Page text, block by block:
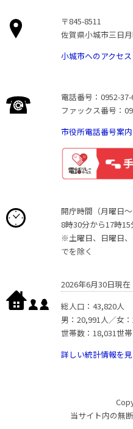
〒845-8511
佐賀県小城市三日
小城市へのアクセス
電話番号：0952-37-
ファックス番号：
市役所電話番号案内
開庁時間（月曜日〜
8時30分から17時15
※土曜日、日曜日
でを除く
2026年6月30日現在
総人口：43,820人
男：20,991人／女
世帯数：18,031世帯
詳しい統計情報を
当サイト内の無